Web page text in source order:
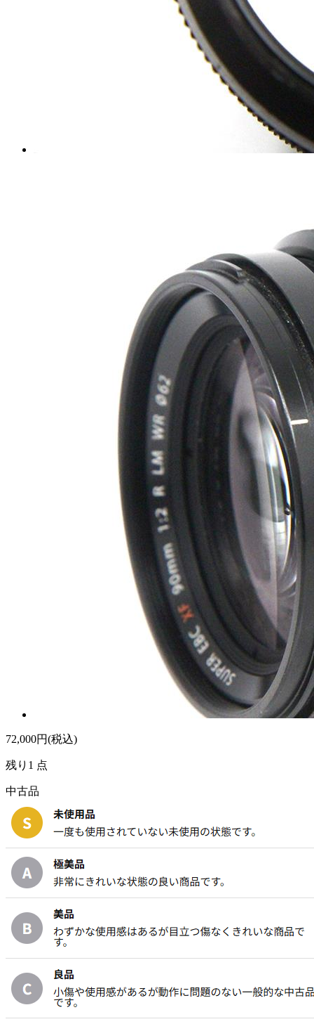
72,000円(税込)
残り1 点
中古品